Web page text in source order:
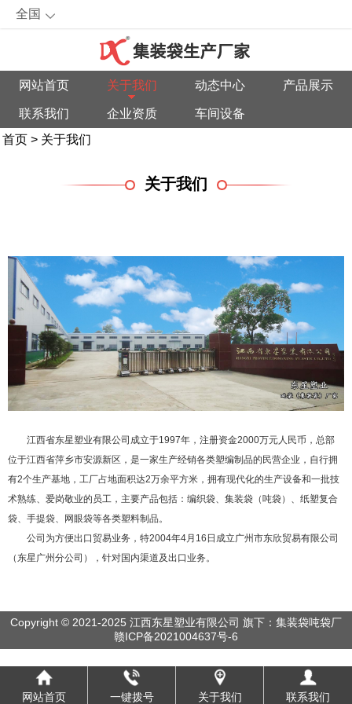
全国
网站首页 关于我们 动态中心 产品展示
联系我们 企业资质
车间设备
首页 > 关于我们
关于我们
江西省东星塑业有限公司成立于1997年，注册资金2000万元人民币，总部
位于江西省萍乡市安源新区，是一家生产经销各类塑编制品的民营企业，自行拥
有2个生产基地，工厂占地面积达2万余平方米，拥有现代化的生产设备和一批技
术熟练、爱岗敬业的员工，主要产品包括：编织袋、集装袋（吨袋）、纸塑复合
袋、手提袋、网眼袋等各类塑料制品。
公司为方便出口贸易业务，特2004年4月16日成立广州市东欣贸易有限公司
（东星广州分公司），针对国内渠道及出口业务。
Copyright © 2021-2025 江西东星塑业有限公司 旗下：集装袋吨袋厂
赣ICP备2021004637号-6
网站首页 一键拨号 关于我们 联系我们